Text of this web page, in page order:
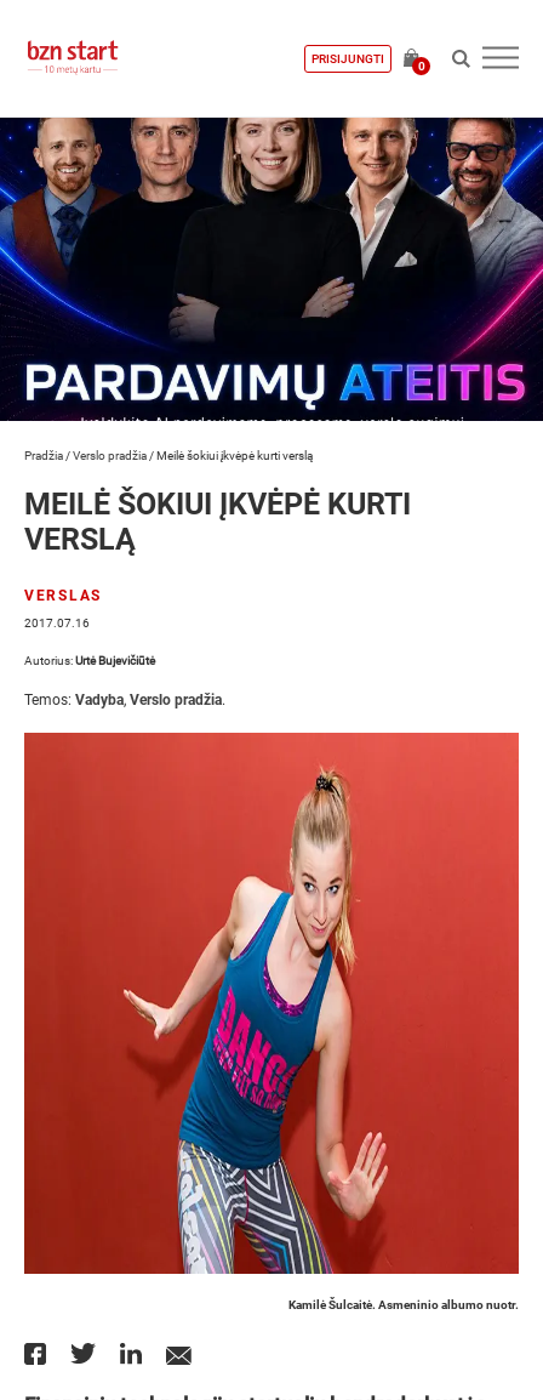
PRISIJUNGTI
0
Pradžia /Verslo pradžia /Meilė šokiui įkvėpė kurti verslą
MEILĖ ŠOKIUI ĮKVĖPĖ KURTI
VERSLĄ
VERSLAS
2017.07.16
Autorius:Urtė Bujevičiūtė
Temos: Vadyba, Verslo pradžia.
Kamilė Šulcaitė. Asmeninio albumo nuotr.